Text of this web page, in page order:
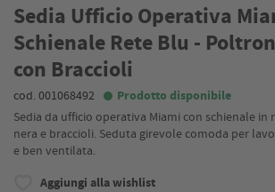
Sedia Ufficio Operativa
Schienale Rete Blu -
con Braccioli
cod. 001068492 Prodotto disponibile
Sedia da ufficio operativa Miami con schienale
nera e braccioli. Seduta girevole comoda per
e ben ventilata.
Aggiungi alla wishlist